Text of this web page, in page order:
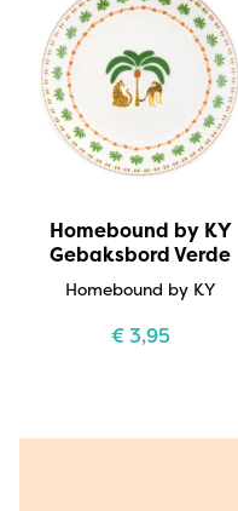
Homebound by KY
Gebaksbord Verde
Homebound by KY
€3,95